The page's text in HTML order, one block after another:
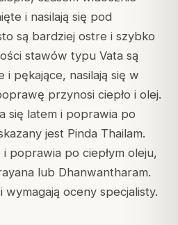
i nasilają się pod
są bardziej ostre i szybko
stawów typu Vata są
i pękające, nasilają się w
przynosi ciepło i olej.
się latem i poprawia po
jest Pinda Thailam.
poprawia po ciepłym oleju,
lub Dhanwantharam.
oceny specjalisty.